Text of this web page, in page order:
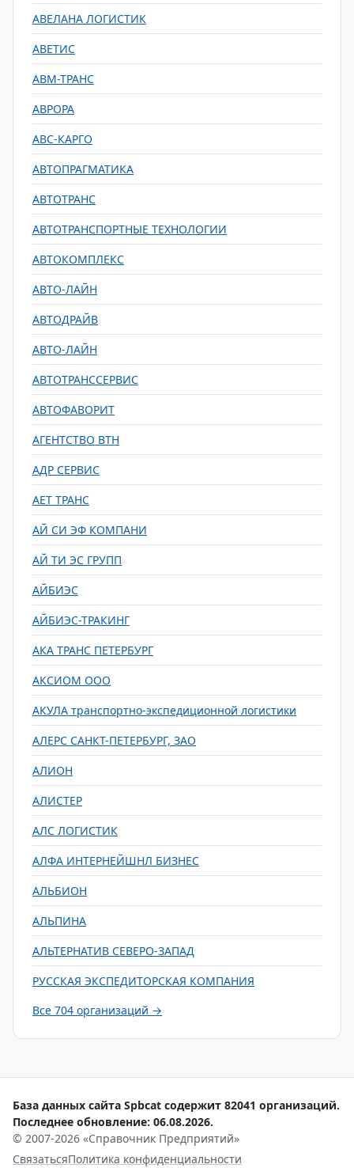
АВЕЛАНА ЛОГИСТИК
АВЕТИС
АВМ-ТРАНС
АВРОРА
АВС-КАРГО
АВТОПРАГМАТИКА
АВТОТРАНС
АВТОТРАНСПОРТНЫЕ ТЕХНОЛОГИИ
АВТОКОМПЛЕКС
АВТО-ЛАЙН
АВТОДРАЙВ
АВТО-ЛАЙН
АВТОТРАНССЕРВИС
АВТОФАВОРИТ
АГЕНТСТВО ВТН
АДР СЕРВИС
АЕТ ТРАНС
АЙ СИ ЭФ КОМПАНИ
АЙ ТИ ЭС ГРУПП
АЙБИЭС
АЙБИЭС-ТРАКИНГ
АКА ТРАНС ПЕТЕРБУРГ
АКСИОМ ООО
АКУЛА транспортно-экспедиционной логистики
АЛЕРС САНКТ-ПЕТЕРБУРГ, ЗАО
АЛИОН
АЛИСТЕР
АЛС ЛОГИСТИК
АЛФА ИНТЕРНЕЙШНЛ БИЗНЕС
АЛЬБИОН
АЛЬПИНА
АЛЬТЕРНАТИВ СЕВЕРО-ЗАПАД
РУССКАЯ ЭКСПЕДИТОРСКАЯ КОМПАНИЯ
Все 704 организаций →
База данных сайта Spbcat содержит 82041 организаций.
Последнее обновление: 06.08.2026.
© 2007-2026 «Справочник Предприятий»
СвязатьсяПолитика конфиденциальности